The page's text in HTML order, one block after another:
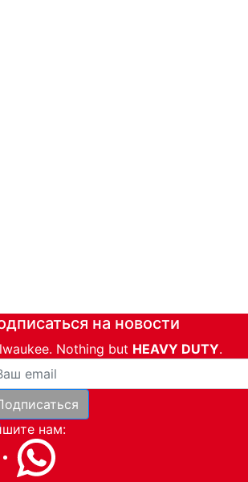
на новости
Nothing but HEAVY DUTY.
почта
нам: